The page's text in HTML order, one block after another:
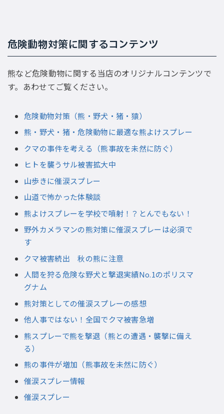
危険動物対策に関するコンテンツ
熊など危険動物に関する当店のオリジナルコンテンツで
す。あわせてご覧ください。
危険動物対策（熊・野犬・猪・猿）
熊・野犬・猪・危険動物に最適な熊よけスプレー
クマの事件を考える（熊事故を未然に防ぐ）
ヒトを襲うサル被害拡大中
山歩きに催涙スプレー
山道で怖かった体験談
熊よけスプレーを学校で噴射！？とんでもない！
野外カメラマンの熊対策に催涙スプレーは必須で
す
クマ被害続出 秋の熊に注意
人間を狩る危険な野犬と撃退実績No.1のポリスマ
グナム
熊対策としての催涙スプレーの感想
他人事ではない！全国でクマ被害急増
熊スプレーで熊を撃退（熊との遭遇・襲撃に備え
る）
熊の事件が増加（熊事故を未然に防ぐ）
催涙スプレー情報
催涙スプレー